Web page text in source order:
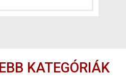
KATEGÓRIÁK